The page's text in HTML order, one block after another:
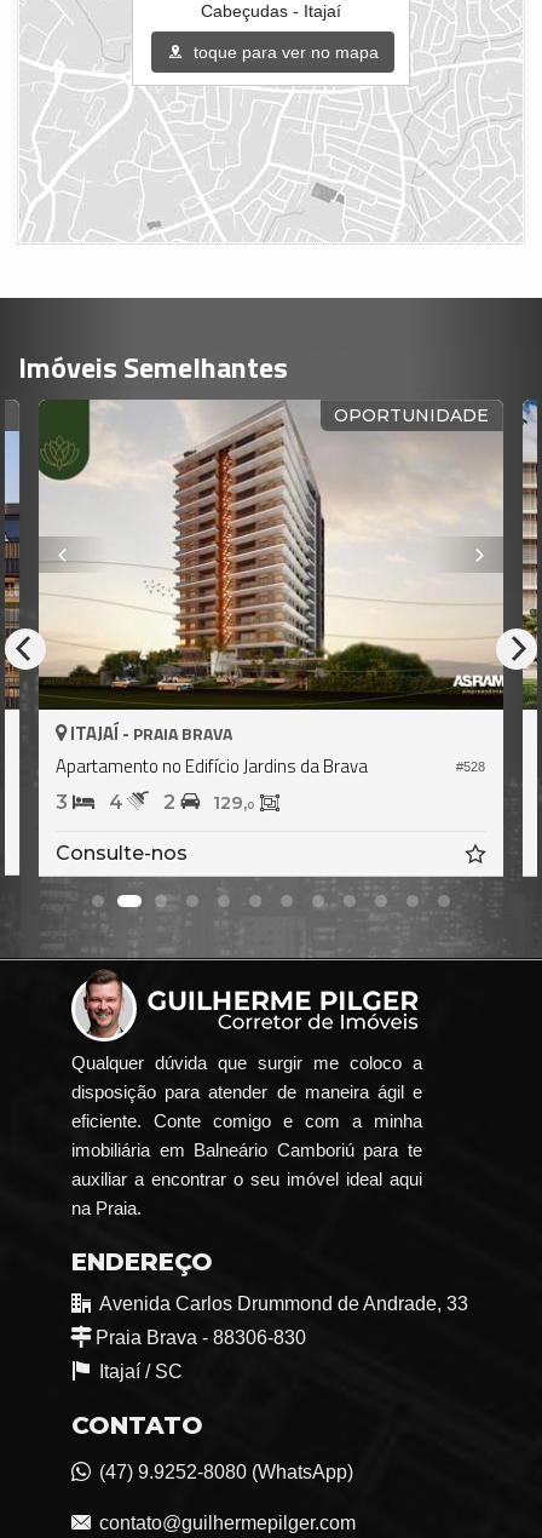
Cabeçudas - Itajaí
toque para ver no mapa
Imóveis Semelhantes
OPORTUNIDADE
#528
ITAJAÍ - PRAIA BRAVA
Apartamento no Edifício Jardins da Brava
3 4 2 129,0
Consulte-nos
Qualquer dúvida que surgir me coloco a
disposição para atender de maneira ágil e
eficiente. Conte comigo e com a minha
imobiliária em Balneário Camboriú para te
auxiliar a encontrar o seu imóvel ideal aqui
na Praia.
ENDEREÇO
Avenida Carlos Drummond de Andrade, 33
Praia Brava - 88306-830
Itajaí / SC
CONTATO
(47) 9.9252-8080 (WhatsApp)
contato@guilhermepilger.com